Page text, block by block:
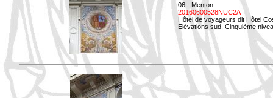
06 - Menton
20160600528NUC2A
Hôtel de voyageurs dit Hôtel
Elévations sud. Cinquième